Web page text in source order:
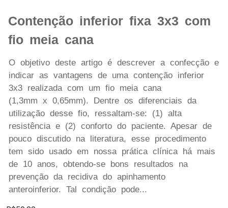
Contenção inferior fixa 3x3 com
fio meia cana
O objetivo deste artigo é descrever a confecção e
indicar as vantagens de uma contenção inferior
3x3 realizada com um fio meia cana
(1,3mm x 0,65mm). Dentre os diferenciais da
utilização desse fio, ressaltam-se: (1) alta
resistência e (2) conforto do paciente. Apesar de
pouco discutido na literatura, esse procedimento
tem sido usado em nossa prática clínica há mais
de 10 anos, obtendo-se bons resultados na
prevenção da recidiva do apinhamento
anteroinferior. Tal condição pode...